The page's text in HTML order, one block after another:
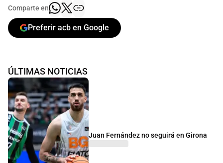
Comparte en
Preferir acb en Google
ÚLTIMAS NOTICIAS
Juan Fernández no seguirá en Girona